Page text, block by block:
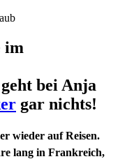
im
bei Anja
gar nichts!
wieder auf Reisen.
lang in Frankreich,